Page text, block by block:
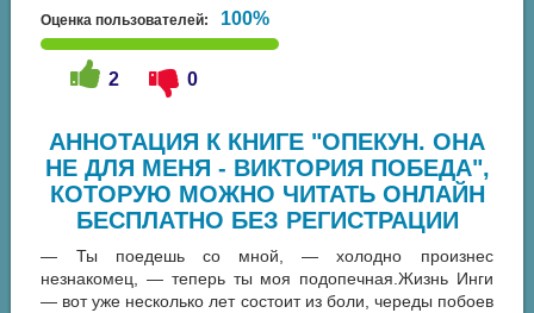
Оценка пользователей: 100%
2 0
АННОТАЦИЯ К КНИГЕ "ОПЕКУН. ОНА
НЕ ДЛЯ МЕНЯ - ВИКТОРИЯ ПОБЕДА",
КОТОРУЮ МОЖНО ЧИТАТЬ ОНЛАЙН
БЕСПЛАТНО БЕЗ РЕГИСТРАЦИИ
— Ты поедешь со мной, — холодно произнес
незнакомец, — теперь ты моя подопечная.Жизнь Инги
— вот уже несколько лет состоит из боли, череды побоев